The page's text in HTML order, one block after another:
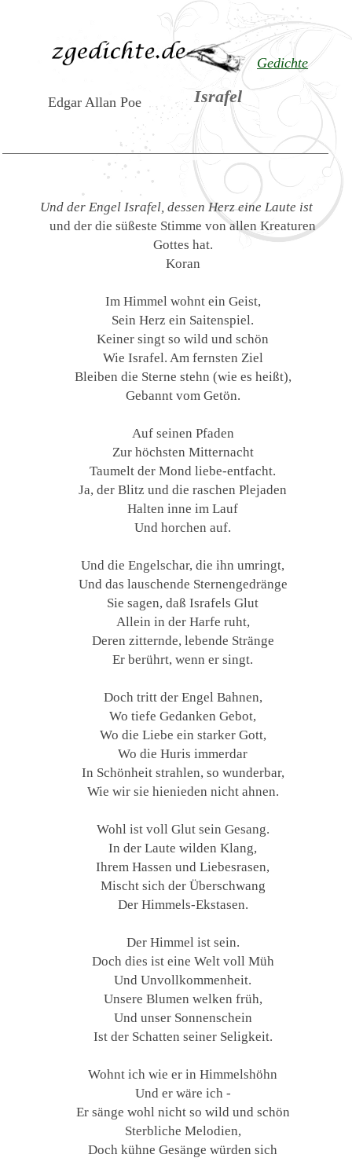
Gedichte
Israfel
Edgar Allan Poe
Und der Engel Israfel, dessen Herz eine Laute ist
und der die süßeste Stimme von allen Kreaturen
Gottes hat.
Koran
Im Himmel wohnt ein Geist,
Sein Herz ein Saitenspiel.
Keiner singt so wild und schön
Wie Israfel. Am fernsten Ziel
Bleiben die Sterne stehn (wie es heißt),
Gebannt vom Getön.
Auf seinen Pfaden
Zur höchsten Mitternacht
Taumelt der Mond liebe-entfacht.
Ja, der Blitz und die raschen Plejaden
Halten inne im Lauf
Und horchen auf.
Und die Engelschar, die ihn umringt,
Und das lauschende Sternengedränge
Sie sagen, daß Israfels Glut
Allein in der Harfe ruht,
Deren zitternde, lebende Stränge
Er berührt, wenn er singt.
Doch tritt der Engel Bahnen,
Wo tiefe Gedanken Gebot,
Wo die Liebe ein starker Gott,
Wo die Huris immerdar
In Schönheit strahlen, so wunderbar,
Wie wir sie hienieden nicht ahnen.
Wohl ist voll Glut sein Gesang.
In der Laute wilden Klang,
Ihrem Hassen und Liebesrasen,
Mischt sich der Überschwang
Der Himmels-Ekstasen.
Der Himmel ist sein.
Doch dies ist eine Welt voll Müh
Und Unvollkommenheit.
Unsere Blumen welken früh,
Und unser Sonnenschein
Ist der Schatten seiner Seligkeit.
Wohnt ich wie er in Himmelshöhn
Und er wäre ich -
Er sänge wohl nicht so wild und schön
Sterbliche Melodien,
Doch kühne Gesänge würden sich